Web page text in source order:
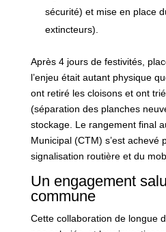
sécurité) et mise en place
extincteurs).
Après 4 jours de festivités,
l’enjeu était autant physique
ont retiré les cloisons et ont
(séparation des planches
stockage. Le rangement final
Municipal (CTM) s’est achevé
signalisation routière et du
Un engagement
commune
Cette collaboration de longue